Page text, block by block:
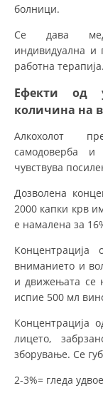
болници.
Се дава
индивидуална и
работна терапија.
Ефекти од
количина на
Алкохолот
самодоверба и
чувствува
Дозволена
2000 капки крв
е намалена за
вниманието и
и движењата се
испие 500 мл
Концентрација
лицето,
зборување. Се
2-3%= гледа